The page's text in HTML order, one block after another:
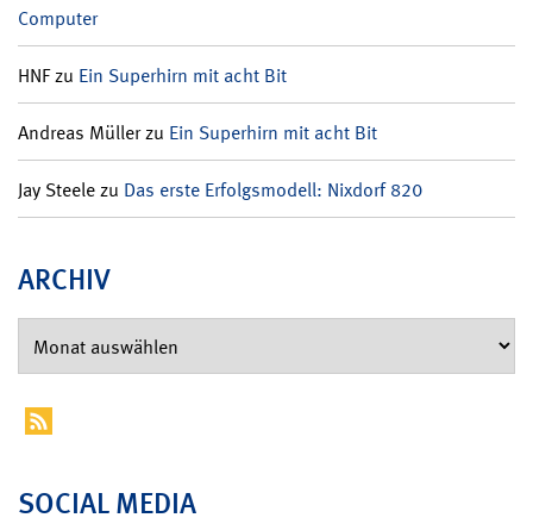
Computer
HNFzu Ein Superhirn mit acht Bit
Andreas Müllerzu Ein Superhirn mit acht Bit
Jay Steelezu Das erste Erfolgsmodell: Nixdorf 820
ARCHIV
SOCIAL MEDIA